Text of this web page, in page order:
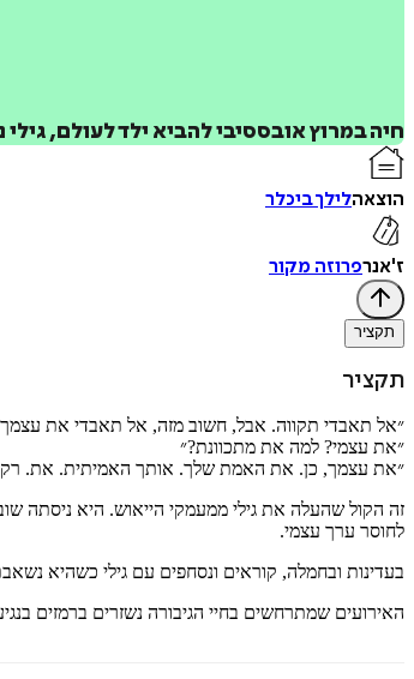
חיה במרוץ אובססיבי להביא ילד לעולם,
הוצאהלילך ביכלר
ז'אנרפרוזה מקור
תקציר
תקציר
״אל תאבדי תקווה. אבל, חשוב מזה, אל תאבדי את
״את עצמי? למה את מתכוונת?״
״את עצמך, כן. את האמת שלך. אותך האמיתית. את. רק
זה הקול שהעלה את גילי ממעמקי הייאוש. היא ניסתה
לחוסר ערך עצמי.
בעדינות ובחמלה, קוראים ונסחפים עם גילי כשהיא
האירועים שמתרחשים בחיי הגיבורה נשזרים ברמזים